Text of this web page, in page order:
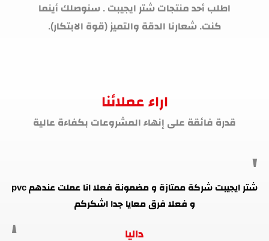
اطلب أحد منتجات شتر ايجيبت . سنوصلك أينما
كنت. شعارنا الدقة والتميز (قوة الابتكار).
اراء عملائنا
قدرة فائقة على إنهاء المشروعات بكفاءة عالية
شتر ايجيبت شركة ممتازة و مضمونة فعلا انا عملت عندهم pvc
و فعلا فرق معايا جدا اشكركم
داليا